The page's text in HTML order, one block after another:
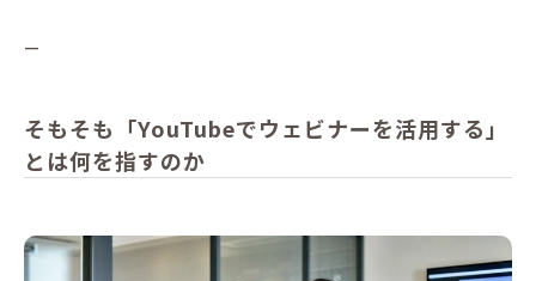
—
そもそも「YouTubeでウェビナーを活用する」
とは何を指すのか